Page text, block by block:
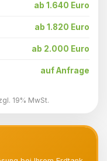
ab 1.640 Euro
ab 1.820 Euro
ab 2.000 Euro
auf Anfrage
19% MwSt.